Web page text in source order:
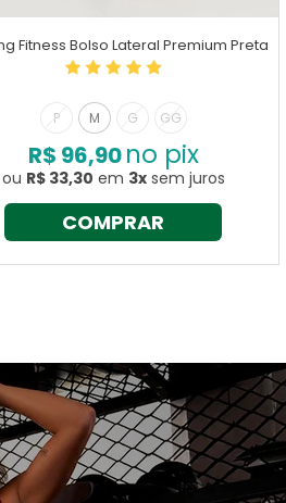
Fitness Bolso Lateral Premium Preta
P M G GG
R$ 96,90no pix
ou R$ 33,30 em 3xsem juros
COMPRAR